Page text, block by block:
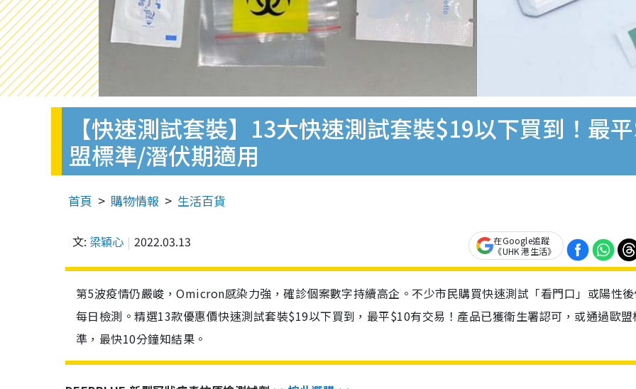
【快速測試套裝】13大快速測試套裝$19以下買到！最
盟標準/潛伏期適用
首頁 購物情報 生活百貨
文: 梁穎心 2022.03.13
在Google追蹤
《UHK 港生活》
第5波疫情仍嚴峻，Omicron感染力強，確診個案數字持續高企。不少市民購買快速測試「看門口」或陽性
每日檢測。精選13款優惠價快速測試套裝$19以下買到，最平$10有交易！產品已獲衛生署認可，或通過歐盟
準，最快10分鐘知結果。